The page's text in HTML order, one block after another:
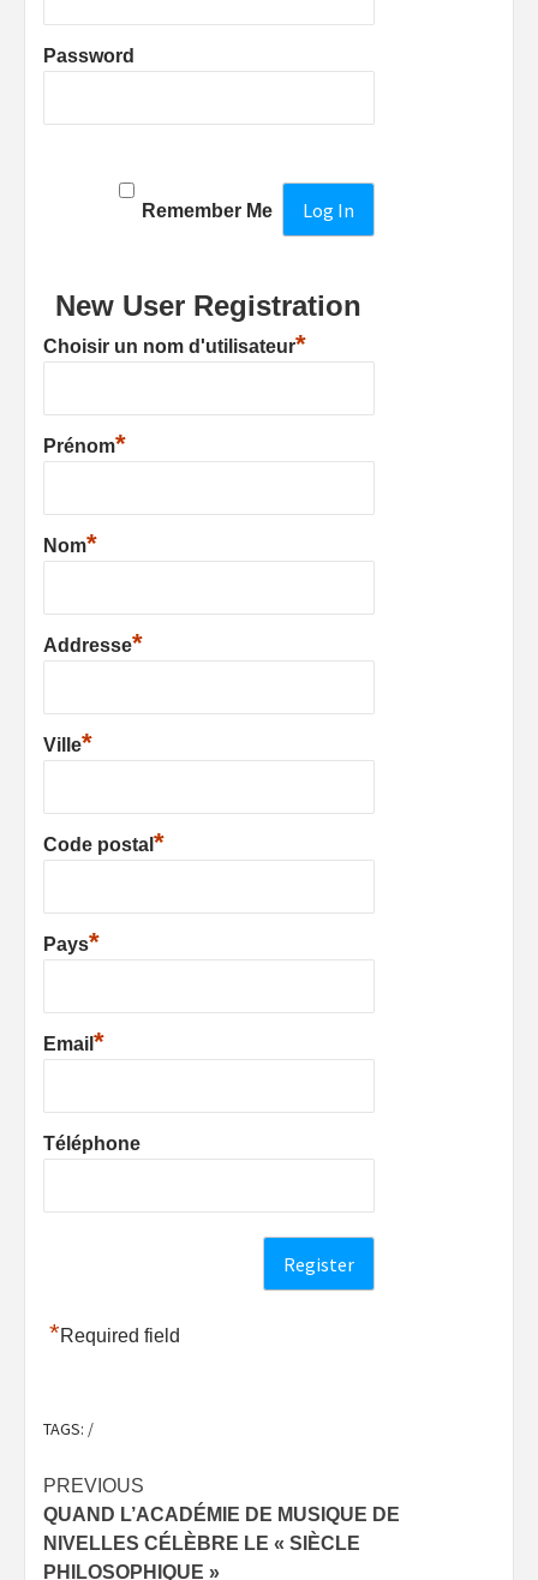
Password
Remember Me
New User Registration
Choisir un nom d'utilisateur*
Prénom*
Nom*
Addresse*
Ville*
Code postal *
Pays*
Email *
Téléphone
*Required field
TAGS: /
Post
navigation
PREVIOUS
QUAND L’ACADÉMIE DE MUSIQUE DE
NIVELLES CÉLÈBRE LE « SIÈCLE
PHILOSOPHIQUE »